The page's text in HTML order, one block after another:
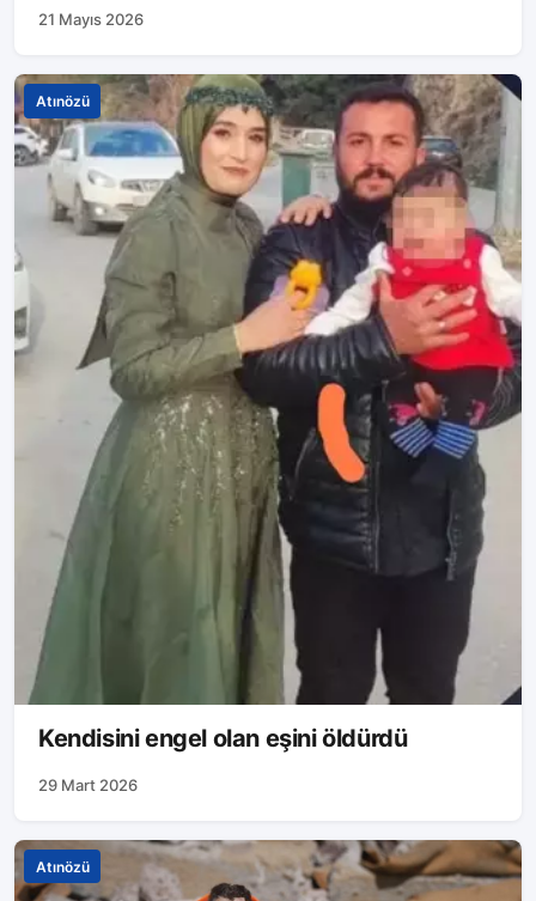
21 Mayıs 2026
Atınözü
Kendisini engel olan eşini öldürdü
29 Mart 2026
Atınözü